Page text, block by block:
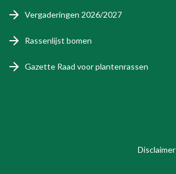
Vergaderingen 2026/2027
Rassenlijst bomen
Gazette Raad voor plantenrassen
Disclaimer